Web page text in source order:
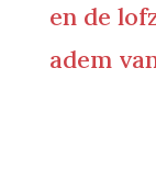
en de
adem